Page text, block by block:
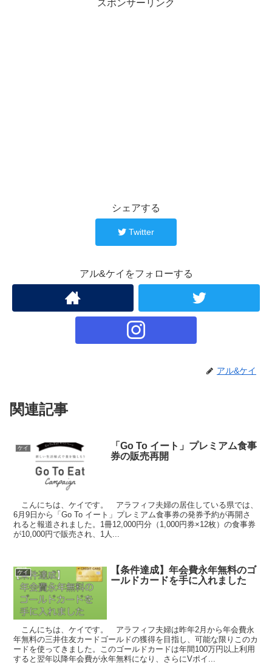
スポンサーリンク
シェアする
Twitter
アル&ケイをフォローする
アル&ケイ
関連記事
ケイ
「Go To イート」プレミアム食事
券の販売再開
こんにちは、ケイです。 アラフィフ夫婦の居住している県では、
6月9日から「Go To イート」プレミアム食事券の発券予約が再開さ
れると報道されました。1冊12,000円分（1,000円券×12枚）の食事券
が10,000円で販売され、1人...
ケイ
【条件達成】年会費永年無料のゴ
ールドカードを手に入れました
こんにちは、ケイです。 アラフィフ夫婦は昨年2月から年会費永
年無料の三井住友カードゴールドの獲得を目指し、可能な限りこのカ
ードを使ってきました。このゴールドカードは年間100万円以上利用
すると翌年以降年会費が永年無料になり、さらにVポイ...